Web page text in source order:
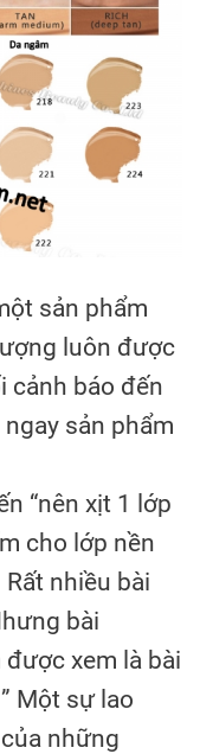
sản phẩm
luôn được
cảnh báo đến
sản phẩm
“nên xịt 1 lớp
cho lớp nền
nhiều bài
bài
được xem là bài
Một sự lao
những